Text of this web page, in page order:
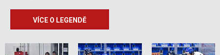
VÍCE O LEGENDĚ